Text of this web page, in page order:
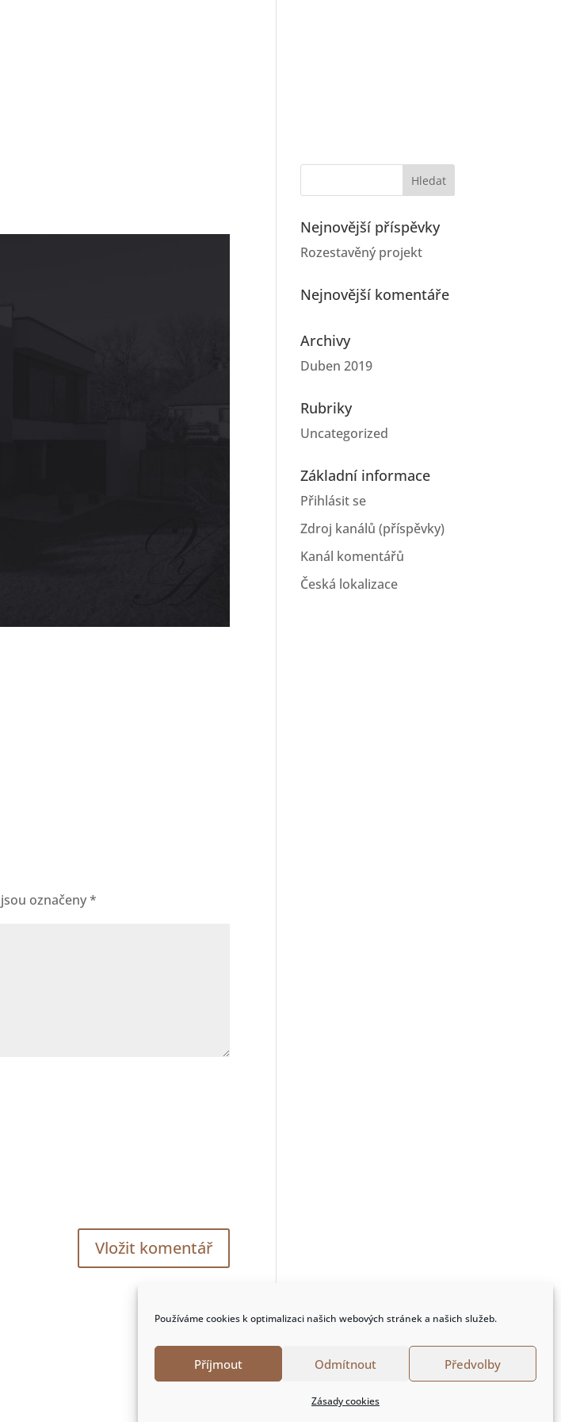
Používáme cookies k optimalizaci našich webových stránek a našich služeb.
Příjmout Odmítnout Předvolby
Zásady cookies
označeny*
Nejnovější příspěvky
Rozestavěný projekt
Nejnovější komentáře
Archivy
Duben 2019
Rubriky
Uncategorized
Základní informace
Přihlásit se
Zdroj kanálů (příspěvky)
Kanál komentářů
Česká lokalizace